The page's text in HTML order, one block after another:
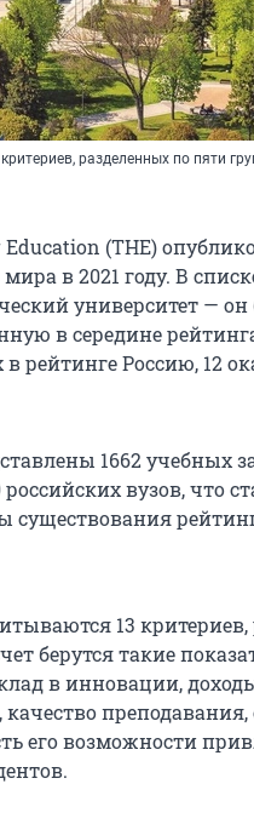
разделенных по пяти
(THE)
в 2021 году. В
университет —
в середине
рейтинге Россию, 12
1662 учебных
вузов, что
существования
13
берутся такие
в инновации,
преподавания,
его возможности